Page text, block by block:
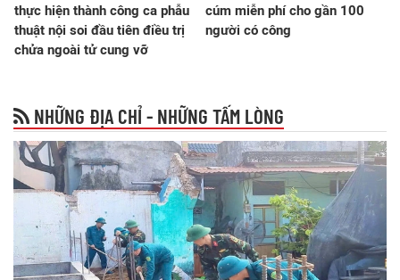
thực hiện thành công ca phẫu
thuật nội soi đầu tiên điều trị
chửa ngoài tử cung vỡ
cúm miễn phí cho gần 100
người có công
NHỮNG ĐỊA CHỈ - NHỮNG TẤM LÒNG